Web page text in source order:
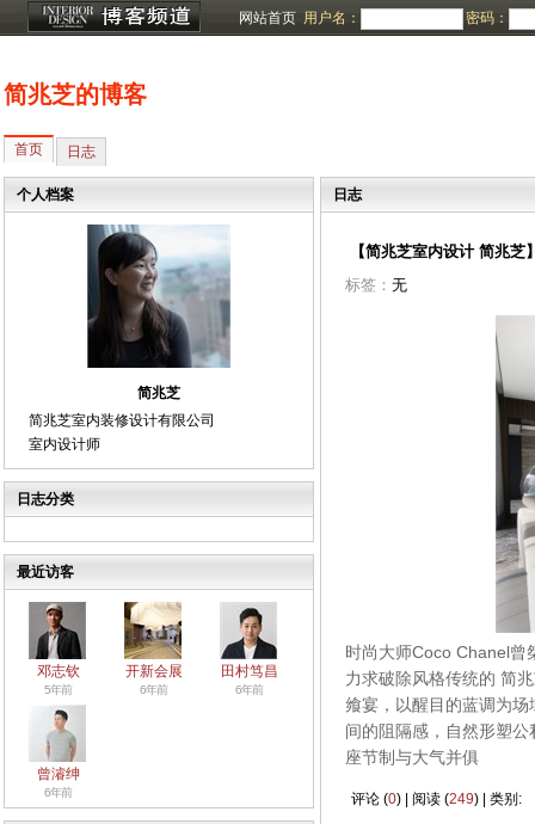
网站首页 用户名： 密码：
简兆芝的博客
首页 日志
个人档案
简兆芝
简兆芝室内装修设计有限公司
室内设计师
日志分类
最近访客
邓志钦
5年前
开新会展
6年前
田村笃昌
6年前
曾濬绅
6年前
日志
【简兆芝室内设计 简兆
标签： 无
时尚大师Coco Chanel曾
力求破除风格传统的 简
飨宴，以醒目的蓝调为
间的阻隔感，自然形塑
座节制与大气并俱
评论 (0) | 阅读 (249) | 类别: